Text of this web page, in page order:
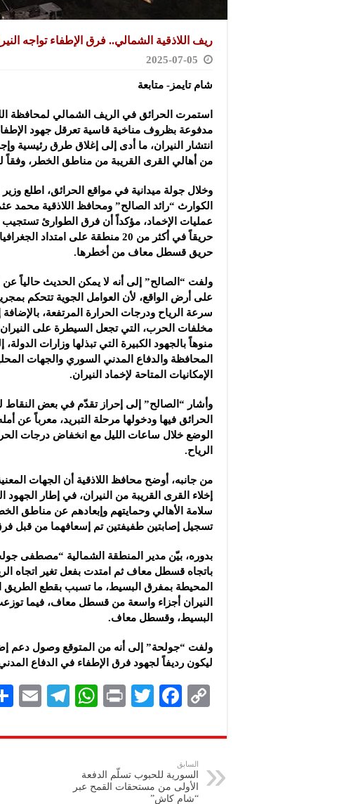
ريف اللاذقية الشمالي.. فرق الإطفاء تواجه
2025-07-05
شام تايمز- متابعة
استمرت الحرائق في الريف الشمالي لمحافظة
مدفوعة بظروف مناخية قاسية تعرقل جهود
انتشار النيران، ما أدى إلى إغلاق طرق رئيسية
من أهالي القرى القريبة من مناطق الخطر، وفقاً
وخلال جولة ميدانية في مواقع الحرائق، اطلع وزير
الكوارث “رائد الصالح” ومحافظ اللاذقية محمد
حريقاً في أكثر من 20 منطقة على امتداد
حريق قسطل معاف من أخطرها.
ولفت “الصالح” إلى أنه لا يمكن الحديث حالياً عن
على أرض الواقع، لأن العوامل الجوية تتحكم
سرعة الرياح ودرجات الحرارة المرتفعة، بالإضافة
مخلفات الحرب، التي تجعل السيطرة على النيران
منوهاً بالجهود الكبيرة التي تبذلها وزارات
المحافظة والدفاع المدني السوري والجهات
الإمكانيات المتاحة لإخماد النيران.
وأشار “الصالح” إلى إحراز تقدّم في بعض النقاط
الحرائق فيها ودخولها مرحلة التبريد، معرباً عن
الوضع خلال ساعات الليل مع انخفاض درجات
الرياح.
من جانبه، أوضح محافظ اللاذقية أن الجهات
إخلاء القرى القريبة من النيران، في إطار الجهود
سلامة الأهالي وحمايتهم وإبعادهم عن مناطق
تسجيل إصابتين طفيفتين تم إسعافهما من قبل
بدوره، بيّن مدير المنطقة الشمالية “مصطفى
باتجاه قسطل معاف ثم امتدت بفعل تغير اتجاه
المحيطة بمفرق البسيط، ما تسبب بقطع الطريق
النيران أجزاء واسعة من قسطل معاف، فيما
البسيط، وقسطل معاف.
ولفت “جولحة” إلى أنه من المتوقع وصول دعم
ليكون رديفاً لجهود فرق الإطفاء في الدفاع
C
p
y
Li
F
eb
k
T
tt
er
P
nt
W
at
A
Te
gr
E
ai
السابق
السورية للحبوب تسلّم الدفعة
الأولى من مستحقات القمح عبر
“شام كاش”